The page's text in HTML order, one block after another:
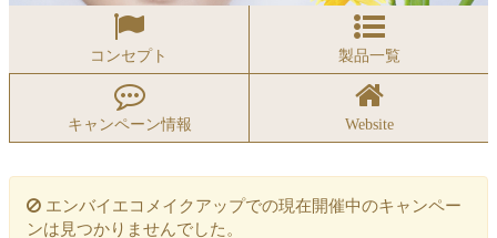
コンセプト 製品一覧
すべて リップ
ベース
メイクアップブラシ チーク
キャンペーン情報 Website
エンバイエコメイクアップでの現在開催中のキャンペー
ンは見つかりませんでした。